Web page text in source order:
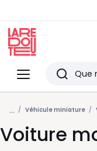
Menu
Redoute
articles
vus
... Véhicule miniature
Voiture